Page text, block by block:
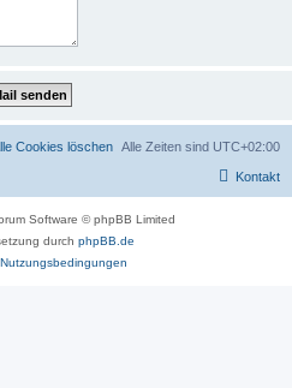
Alle Zeiten sind UTC+02:00
Cookies löschen
Kontakt
Software © phpBB Limited
durch phpBB.de
Nutzungsbedingungen